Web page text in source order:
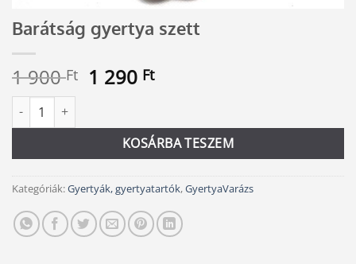
Barátság gyertya szett
1 900Ft Original
1
900 Ft.
1 290 FtCurrent
1
290 Ft.
Barátság gyertya szett mennyiség
KOSÁRBA TESZEM
Alternative:
Kategóriák:Gyertyák, gyertyatartók,GyertyaVarázs